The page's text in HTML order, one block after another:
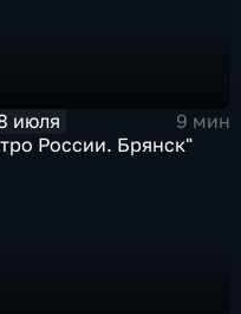
июля
9 мин
России. Брянск"